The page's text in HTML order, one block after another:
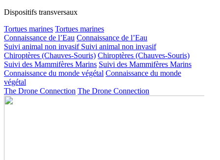
Dispositifs transversaux
Tortues marines Tortues marines
Connaissance de l’Eau Connaissance de l’Eau
Suivi animal non invasif Suivi animal non invasif
Chiroptères (Chauves-Souris) Chiroptères (Chauves-Souris)
Suivi des Mammifères Marins Suivi des Mammifères Marins
Connaissance du monde végétal Connaissance du monde
végétal
The Drone Connection The Drone Connection